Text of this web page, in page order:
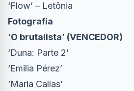
‘Flow’ – Letônia
Fotografia
‘O brutalista’ (VENCEDOR)
‘Duna: Parte 2’
‘Emilia Pérez’
‘Maria Callas’